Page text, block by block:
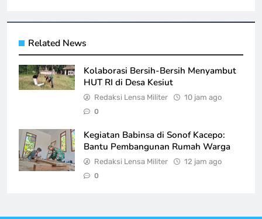
Related News
Kolaborasi Bersih-Bersih Menyambut
HUT RI di Desa Kesiut
Redaksi Lensa Militer 10 jam ago
0
Kegiatan Babinsa di Sonof Kacepo:
Bantu Pembangunan Rumah Warga
Redaksi Lensa Militer 12 jam ago
0